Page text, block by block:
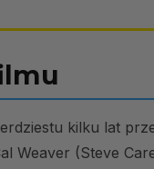
kilku lat
Weaver (Steve